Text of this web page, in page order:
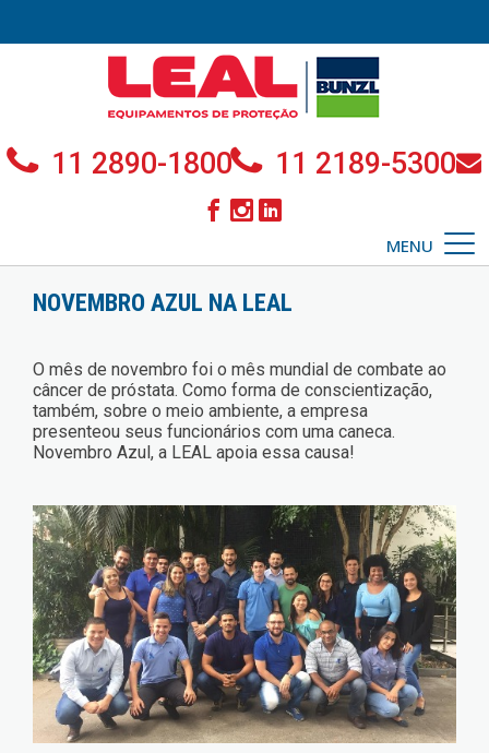
11 2890-1800 11 2189-5300
MENU
NOVEMBRO AZUL NA LEAL
O mês de novembro foi o mês mundial de combate ao
câncer de próstata. Como forma de conscientização,
também, sobre o meio ambiente, a empresa
presenteou seus funcionários com uma caneca.
Novembro Azul, a LEAL apoia essa causa!